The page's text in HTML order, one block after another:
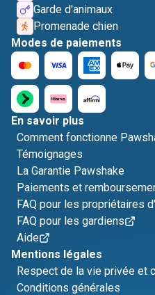
Garde d'animaux
Promenade chien
Modes de paiements
En savoir plus
Comment fonctionne
Témoignages
La Garantie Pawshake
Paiements et
FAQ pour les propriétaires
FAQ pour les gardiens
Aide
Mentions légales
Respect de la vie privée et
Conditions générales